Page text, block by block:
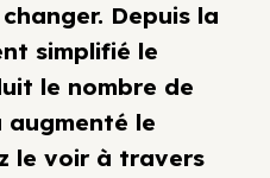
Depuis la
simplifié le
le nombre de
augmenté le
le voir à travers